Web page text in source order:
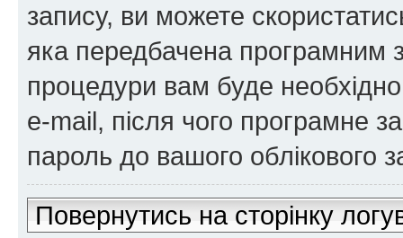
запису, ви можете
яка передбачена програмним
процедури вам буде
e-mail, після чого програмне
пароль до вашого облікового
Повернутись на сторінку